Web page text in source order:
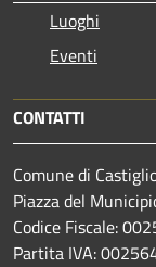
Luoghi
Eventi
CONTATTI
Comune di
Piazza del
Codice Fiscale:
Partita IVA: